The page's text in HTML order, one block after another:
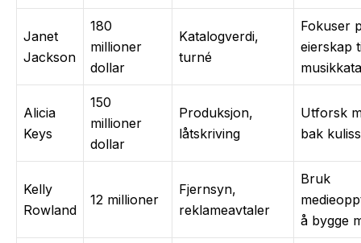
Janet
Jackson
180
millioner
dollar
Katalogverdi,
turné
Fokuser
eierskap
Alicia
Keys
150
millioner
dollar
Produksjon,
låtskriving
Utforsk
bak
Kelly
Rowland
12 millioner
Fjernsyn,
reklameavtaler
Bruk
å bygge